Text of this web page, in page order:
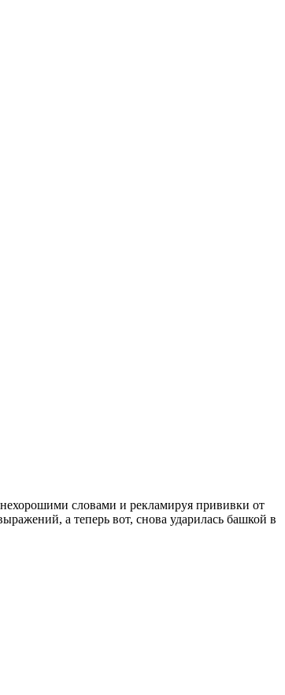
словами и рекламируя прививки от
а теперь вот, снова ударилась башкой в